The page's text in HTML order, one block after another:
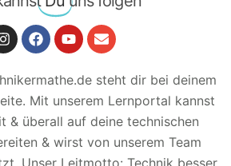
steht dir bei deinem
Mit unserem Lernportal kannst
& überall auf deine technischen
& wirst von unserem Team
Unser Leitmotto: Technik besser